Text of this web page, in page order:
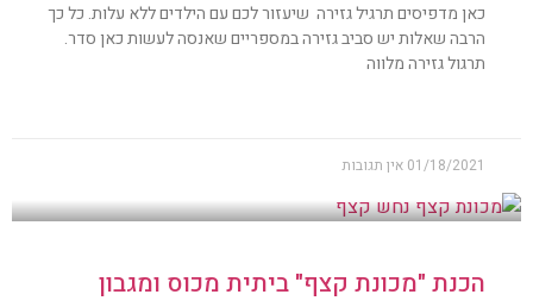
כאן מדפיסים תרגיל גזירה שיעזור לכם עם הילדים ללא עלות. כל כך
הרבה שאלות יש סביב גזירה במספריים שאנסה לעשות כאן סדר.
תרגול גזירה מלווה
01/18/2021 אין תגובות
הכנת "מכונת קצף" ביתית מכוס ומגבון